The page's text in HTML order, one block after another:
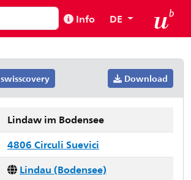
Info DE
swisscovery Download
Lindaw im Bodensee
4806 Circuli Suevici
Lindau (Bodensee)